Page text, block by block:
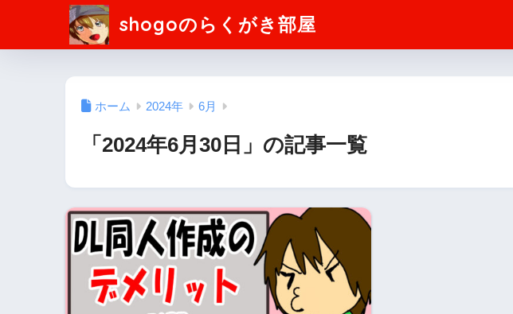
shogoのらくがき部屋
ホーム 2024年 6月
「2024年6月30日」の記事一覧